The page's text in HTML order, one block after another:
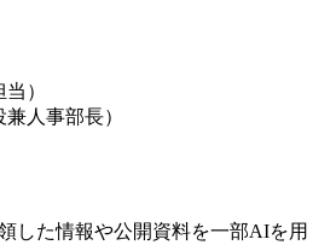
）
人事部長）
した情報や公開資料を一部AIを用